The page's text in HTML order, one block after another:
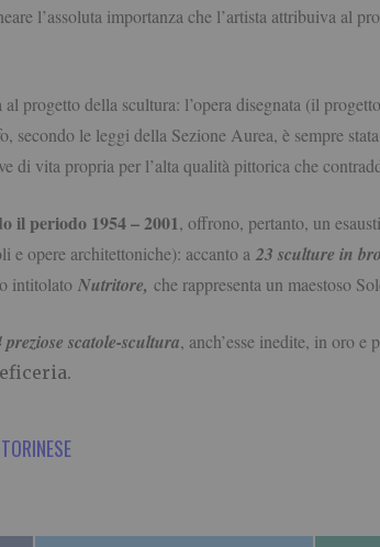
l’assoluta importanza che l’artista attribuiva al
progetto della scultura: l’opera disegnata (il
secondo le leggi della Sezione Aurea, è sempre
di vita propria per l’alta qualità pittorica che
il periodo 1954 – 2001, offrono, pertanto, un
e opere architettoniche): accanto a 23 sculture in
intitolato Nutritore, che rappresenta un maestoso
preziose scatole-scultura, anch’esse inedite, in oro